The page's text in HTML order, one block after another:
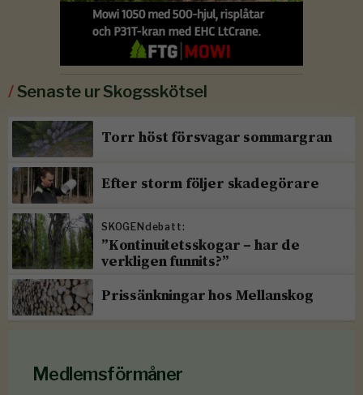
/Senaste ur Skogsskötsel
Torr höst försvagar sommargran
Efter storm följer skadegörare
SKOGENdebatt:
”Kontinuitetsskogar – har de
verkligen funnits?”
Prissänkningar hos Mellanskog
Medlemsförmåner